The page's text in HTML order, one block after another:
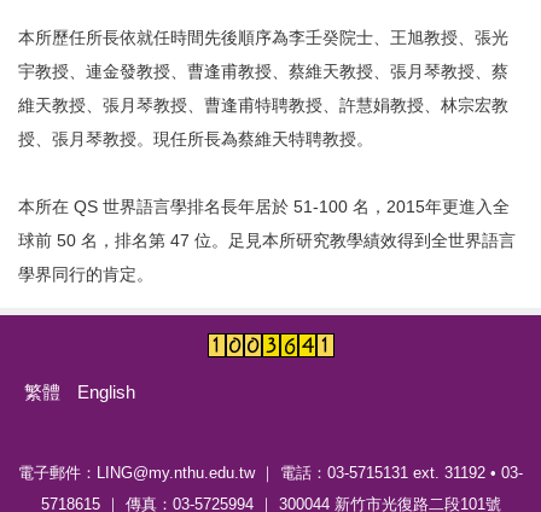
本所歷任所長依就任時間先後順序為李壬癸院士、王旭教授、張光
宇教授、連金發教授、曹逢甫教授、蔡維天教授、張月琴教授、蔡
維天教授、張月琴教授、曹逢甫特聘教授、許慧娟教授、林宗宏教
授、張月琴教授。現任所長為蔡維天特聘教授。
本所在 QS 世界語言學排名長年居於 51-100 名，2015年更進入全
球前 50 名，排名第 47 位。足見本所研究教學績效得到全世界語言
學界同行的肯定。
繁體 English
電子郵件：LING@my.nthu.edu.tw ｜ 電話：03-5715131 ext. 31192 • 03-
5718615 ｜ 傳真：03-5725994 ｜ 300044 新竹市光復路二段101號